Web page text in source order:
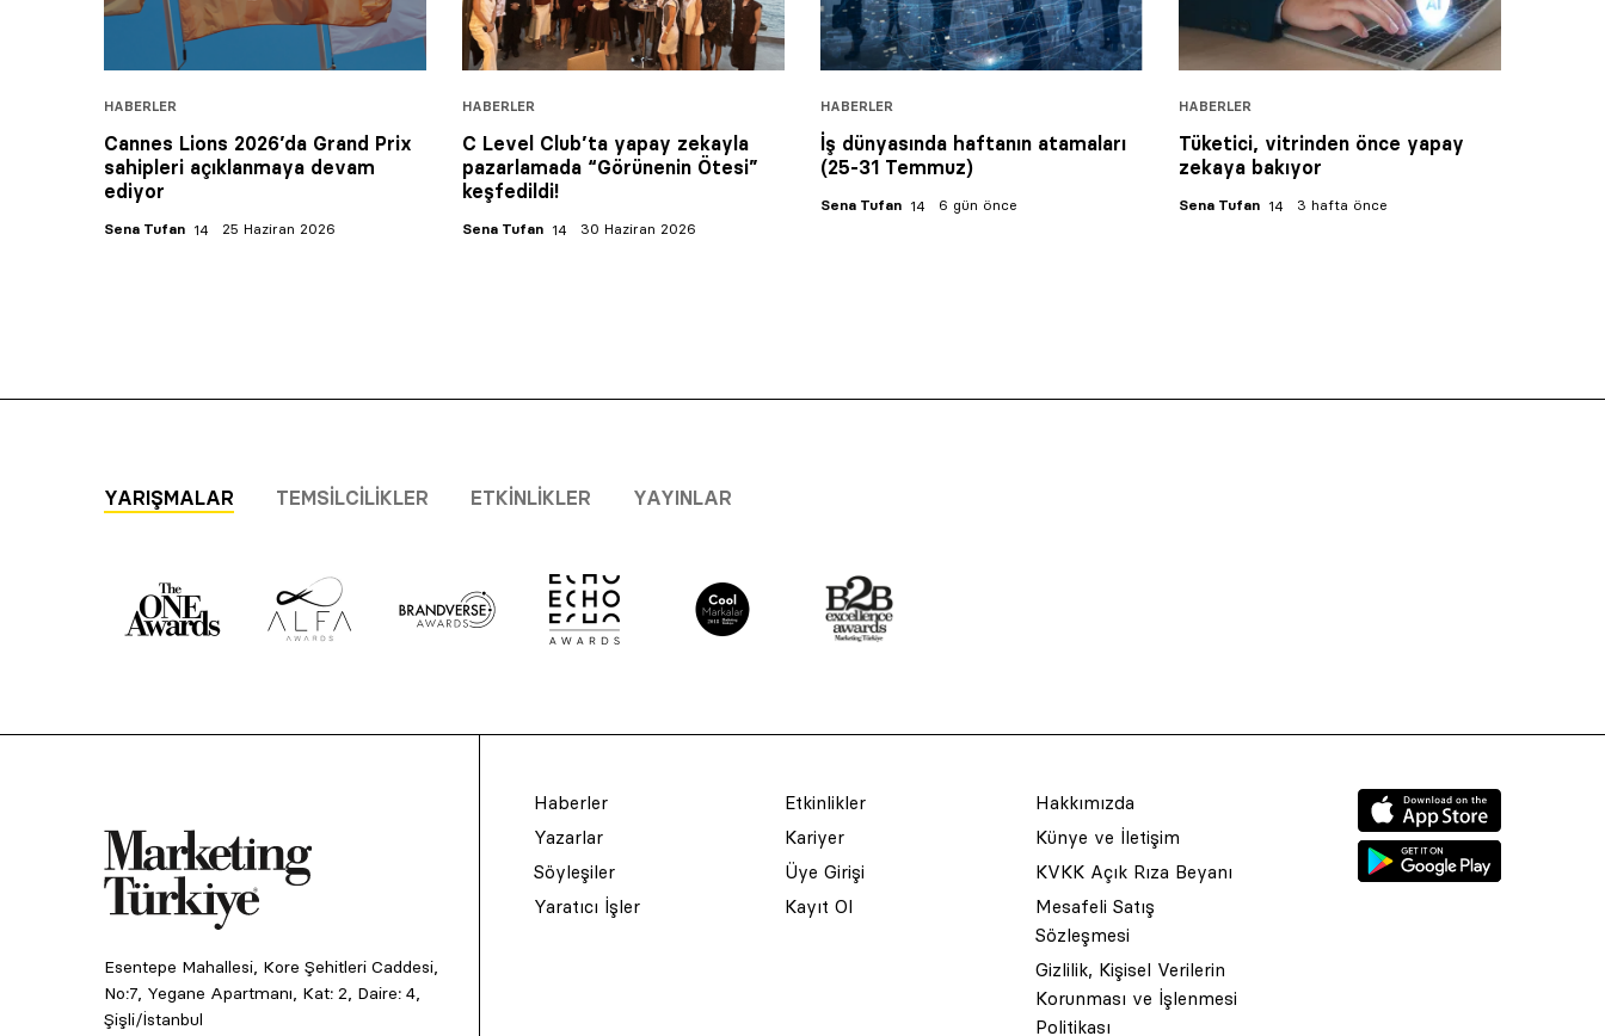
HABERLER
Cannes Lions 2026’da Grand Prix
sahipleri açıklanmaya devam
ediyor
Sena Tufan 25 Haziran 2026
HABERLER
C Level Club’ta yapay zekayla
pazarlamada “Görünenin Ötesi”
keşfedildi!
Sena Tufan 30 Haziran 2026
HABERLER
İş dünyasında haftanın atamaları
(25-31 Temmuz)
Sena Tufan 6 gün önce
HABERLER
Tüketici, vitrinden önce yapay
zekaya bakıyor
Sena Tufan 3 hafta önce
YARIŞMALAR TEMSILCILIKLER ETKINLIKLER YAYINLAR
Esentepe Mahallesi, Kore Şehitleri Caddesi,
No:7, Yegane Apartmanı, Kat: 2, Daire: 4,
Şişli/İstanbul
Haberler
Yazarlar
Söyleşiler
Yaratıcı İşler
Etkinlikler
Kariyer
Üye Girişi
Kayıt Ol
Hakkımızda
Künye ve İletişim
KVKK Açık Rıza Beyanı
Mesafeli Satış
Sözleşmesi
Gizlilik, Kişisel Verilerin
Korunması ve İşlenmesi
Politikası